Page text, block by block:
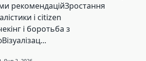
рекомендаційЗростання
і citizen
і боротьба з